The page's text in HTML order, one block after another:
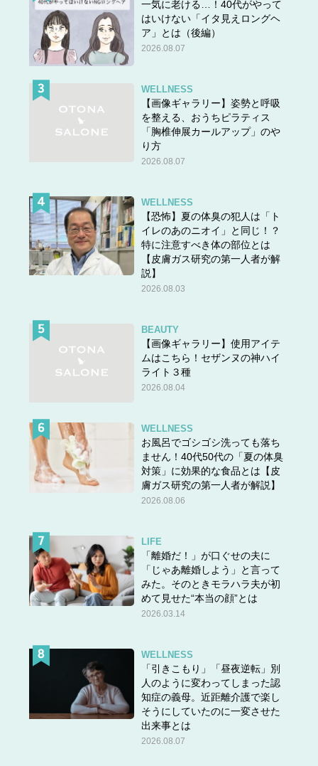
一気に老ける…！40代がやって
はいけない「イタ見えロングヘ
ア」とは（後編）
2026.08.07
WELLNESS
【画像ギャラリー】姿勢と呼吸
を整える、おうちピラティス
「胸椎伸展カールアップ」のや
り方
2026.08.07
WELLNESS
【恐怖】夏の体臭の犯人は「ト
イレのあのニオイ」と同じ！？
特に注意すべき体の部位とは
【皮膚ガス研究の第一人者が解
説】
2026.08.03
BEAUTY
【画像ギャラリー】使用アイテ
ムはこちら！セザンヌの神ハイ
ライト３種
2026.08.04
WELLNESS
お風呂でゴシゴシ洗っても落ち
ません！40代50代の「夏の体臭
対策」に効果的な食品とは【皮
膚ガス研究の第一人者が解説】
2026.08.06
LIFE
「離婚だ！」が口ぐせの夫に
「じゃあ離婚しよう」と言って
みた。そのときモラハラ夫が初
めて見せた“本当の顔”とは
2026.03.14
WELLNESS
「引きこもり」「昼夜逆転」別
人のように変わってしまった認
知症の義母。近距離介護で楽し
そうにしていたのに一変させた
出来事とは
2026.08.07